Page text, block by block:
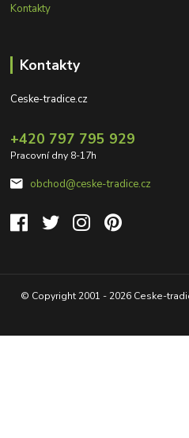
Kontakty
Kontakty
Ceske-tradice.cz
+420 797 795 929
Pracovní dny 8-17h
obchod@ceske-tradice.cz
© Copyright 2001 - 2026 Ceske-